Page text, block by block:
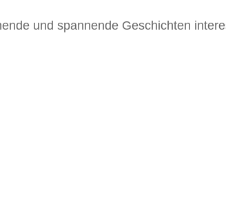
und spannende Geschichten